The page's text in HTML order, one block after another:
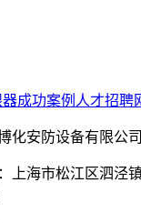
器成功案例 人才招聘
博化安防设备有限公
上海市松江区泗泾